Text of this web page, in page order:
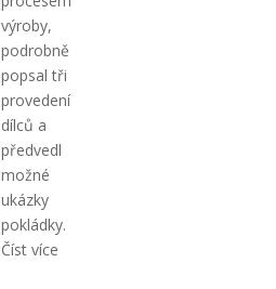
výroby,
podrobně
popsal tři
provedení
dílců a
předvedl
možné
ukázky
pokládky.
Číst více